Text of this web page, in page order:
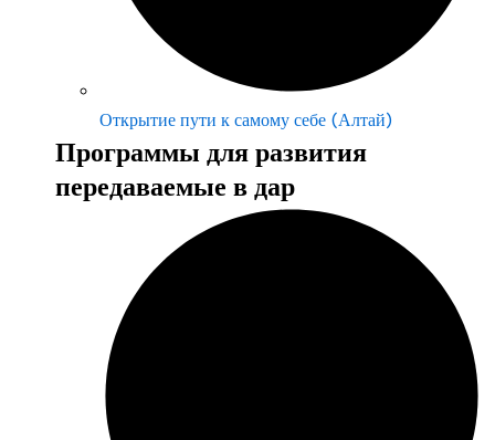
Открытие пути к самому себе (Алтай)
Программы для развития
передаваемые в дар